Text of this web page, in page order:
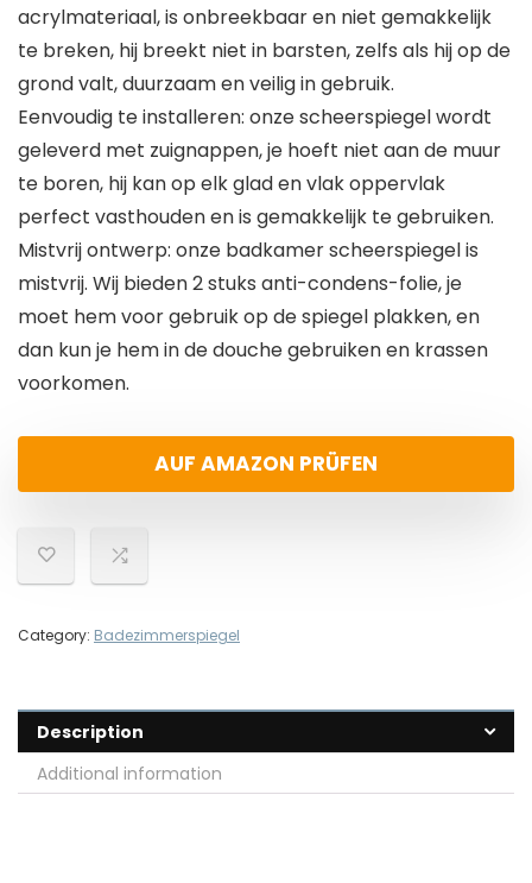
acrylmateriaal, is onbreekbaar en niet gemakkelijk
te breken, hij breekt niet in barsten, zelfs als hij op de
grond valt, duurzaam en veilig in gebruik.
Eenvoudig te installeren: onze scheerspiegel wordt
geleverd met zuignappen, je hoeft niet aan de muur
te boren, hij kan op elk glad en vlak oppervlak
perfect vasthouden en is gemakkelijk te gebruiken.
Mistvrij ontwerp: onze badkamer scheerspiegel is
mistvrij. Wij bieden 2 stuks anti-condens-folie, je
moet hem voor gebruik op de spiegel plakken, en
dan kun je hem in de douche gebruiken en krassen
voorkomen.
AUF AMAZON PRÜFEN
Category: Badezimmerspiegel
Description
Additional information